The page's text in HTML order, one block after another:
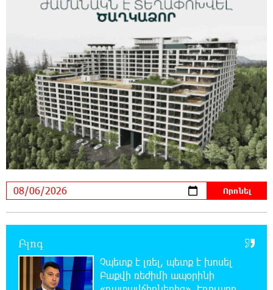
16:09:42 6-08-2026
Moody’s-ը IDBank-ի վարկանիշային
15:24:13 6-08-2026
Վեհափառի անձնագրի մեջ գրված է՝
Գարեգին Բ․ նույնիսկ քննիչներն ու
դատախազներն են այդպես դիմում նրան՝ իրենց հավատից
ելնելով․ տեսանյութ
15:09:27 6-08-2026
Ռեբուսը լուծելու համար, ասեք թե ինչպե՞ս
Վարդևանյանը՝ Հովհաննիսյանին
քարտային առաջարկները
Բլոգ
Չպետք է լռել, պետք է խոսել
Բաքվի ռեժիմի ապօրինի